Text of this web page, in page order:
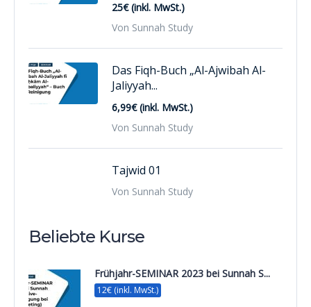
25€ (inkl. MwSt.)
Von Sunnah Study
Das Fiqh-Buch „Al-Ajwibah Al-
Jaliyyah...
6,99€ (inkl. MwSt.)
Von Sunnah Study
Tajwid 01
Von Sunnah Study
Beliebte Kurse
Frühjahr-SEMINAR 2023 bei Sunnah S...
12€ (inkl. MwSt.)